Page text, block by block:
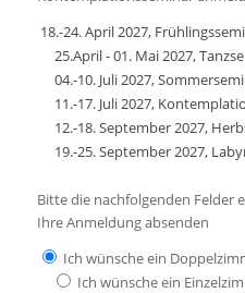
18.-24. April 2027,
25.April - 01. Mai 2027,
04.-10. Juli 2027,
11.-17. Juli 2027,
12.-18. September 2027,
19.-25. September 2027,
Bitte die nachfolgenden Felder
Ihre Anmeldung absenden
Ich wünsche ein
Ich wünsche ein